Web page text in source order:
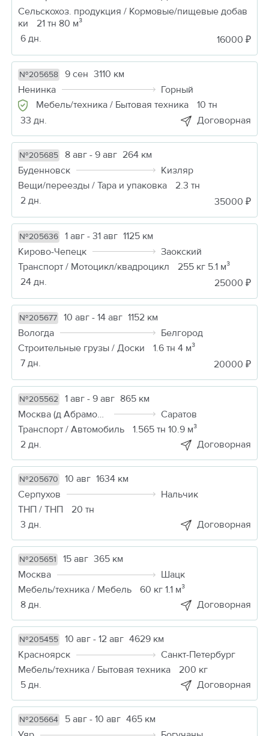
Сельскохоз. продукция / Кормовые/пищевые добав
ки
21 тн 80 м³
6 дн.
16000 ₽
№205658 9 сен 3110 км
Ненинка
Горный
Мебель/техника / Бытовая техника
10 тн
33 дн.
Договорная
№205685 8 авг - 9 авг 264 км
Буденновск
Кизляр
Вещи/переезды / Тара и упаковка
2.3 тн
2 дн.
35000 ₽
№205636 1 авг - 31 авг 1125 км
Кирово-Чепецк
Заокский
Транспорт / Мотоцикл/квадроцикл
255 кг 5.1 м³
24 дн.
25000 ₽
№205677 10 авг - 14 авг 1152 км
Вологда
Белгород
Строительные грузы / Доски
1.6 тн 4 м³
7 дн.
20000 ₽
№205562 1 авг - 9 авг 865 км
Москва (д Абрамовка)
Саратов
Транспорт / Автомобиль
1.565 тн 10.9 м³
2 дн.
Договорная
№205670 10 авг 1634 км
Серпухов
Нальчик
ТНП / ТНП
20 тн
3 дн.
Договорная
№205651 15 авг 365 км
Москва
Шацк
Мебель/техника / Мебель
60 кг 1.1 м³
8 дн.
Договорная
№205455 10 авг - 12 авг 4629 км
Красноярск
Санкт-Петербург
Мебель/техника / Бытовая техника
200 кг
5 дн.
Договорная
№205664 5 авг - 10 авг 465 км